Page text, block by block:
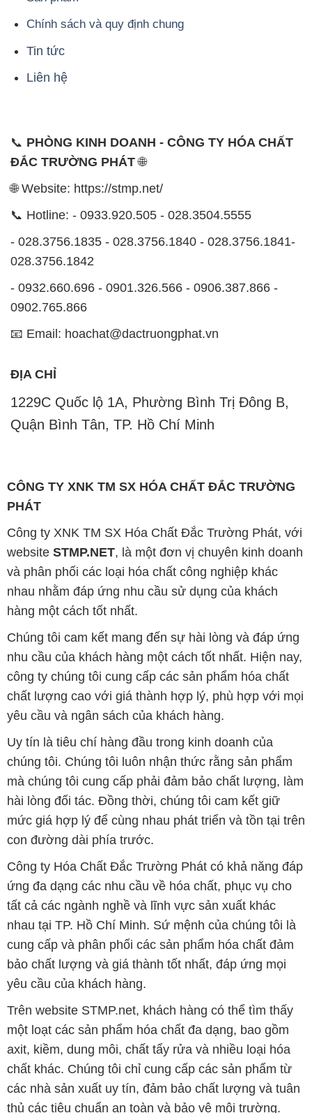
Chính sách và quy định chung
Tin tức
Liên hệ
📞 PHÒNG KINH DOANH - CÔNG TY HÓA CHẤT
ĐẮC TRƯỜNG PHÁT🌐
🌐 Website: https://stmp.net/
📞 Hotline: - 0933.920.505 - 028.3504.5555
- 028.3756.1835 - 028.3756.1840 - 028.3756.1841-
028.3756.1842
- 0932.660.696 - 0901.326.566 - 0906.387.866 -
0902.765.866
📧 Email: hoachat@dactruongphat.vn
ĐỊA CHỈ
1229C Quốc lộ 1A, Phường Bình Trị Đông B,
Quận Bình Tân, TP. Hồ Chí Minh
CÔNG TY XNK TM SX HÓA CHẤT ĐẮC TRƯỜNG
PHÁT
Công ty XNK TM SX Hóa Chất Đắc Trường Phát, với
website STMP.NET, là một đơn vị chuyên kinh doanh
và phân phối các loại hóa chất công nghiệp khác
nhau nhằm đáp ứng nhu cầu sử dụng của khách
hàng một cách tốt nhất.
Chúng tôi cam kết mang đến sự hài lòng và đáp ứng
nhu cầu của khách hàng một cách tốt nhất. Hiện nay,
công ty chúng tôi cung cấp các sản phẩm hóa chất
chất lượng cao với giá thành hợp lý, phù hợp với mọi
yêu cầu và ngân sách của khách hàng.
Uy tín là tiêu chí hàng đầu trong kinh doanh của
chúng tôi. Chúng tôi luôn nhận thức rằng sản phẩm
mà chúng tôi cung cấp phải đảm bảo chất lượng, làm
hài lòng đối tác. Đồng thời, chúng tôi cam kết giữ
mức giá hợp lý để cùng nhau phát triển và tồn tại trên
con đường dài phía trước.
Công ty Hóa Chất Đắc Trường Phát có khả năng đáp
ứng đa dạng các nhu cầu về hóa chất, phục vụ cho
tất cả các ngành nghề và lĩnh vực sản xuất khác
nhau tại TP. Hồ Chí Minh. Sứ mệnh của chúng tôi là
cung cấp và phân phối các sản phẩm hóa chất đảm
bảo chất lượng và giá thành tốt nhất, đáp ứng mọi
yêu cầu của khách hàng.
Trên website STMP.net, khách hàng có thể tìm thấy
một loạt các sản phẩm hóa chất đa dạng, bao gồm
axit, kiềm, dung môi, chất tẩy rửa và nhiều loại hóa
chất khác. Chúng tôi chỉ cung cấp các sản phẩm từ
các nhà sản xuất uy tín, đảm bảo chất lượng và tuân
thủ các tiêu chuẩn an toàn và bảo vệ môi trường.